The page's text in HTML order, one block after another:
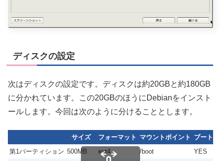
ディスクの設定
次はディスクの設定です。ディスクは約20GBと約180GB
に分かれています。この20GBのほうにDebianをインスト
ールします。今回は次のように分けることとします。
サイズ フォーマット マウントポイント ブート
第1パーティション 500MB ext4 /boot
YES